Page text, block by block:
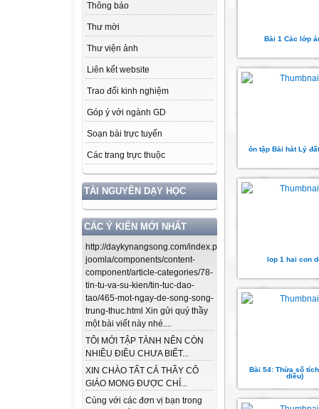
Thông báo
Thư mời
Thư viện ảnh
Liên kết website
Trao đổi kinh nghiệm
Góp ý với ngành GD
Soạn bài trực tuyến
Các trang trực thuộc
TÀI NGUYÊN DẠY HỌC
CÁC Ý KIẾN MỚI NHẤT
http://daykynangsong.com/index.php/using-
joomla/components/content-
component/article-categories/78-
tin-tu-va-su-kien/tin-tuc-dao-
tao/465-mot-ngay-de-song-song-
trung-thuc.html Xin gửi quý thầy
một bài viết này nhé....
TÔI MỚI TẬP TÀNH NÊN CÒN
NHIỀU ĐIỀU CHƯA BIẾT...
XIN CHÀO TẤT CẢ THẦY CÔ
GIÁO MONG ĐƯỢC CHỈ...
Cùng với các đơn vị bạn trong
Bài 1 Các lớp
ôn tập Bài hát Lý
lop 1 hai con
Bài 54: Thừa số
diều)